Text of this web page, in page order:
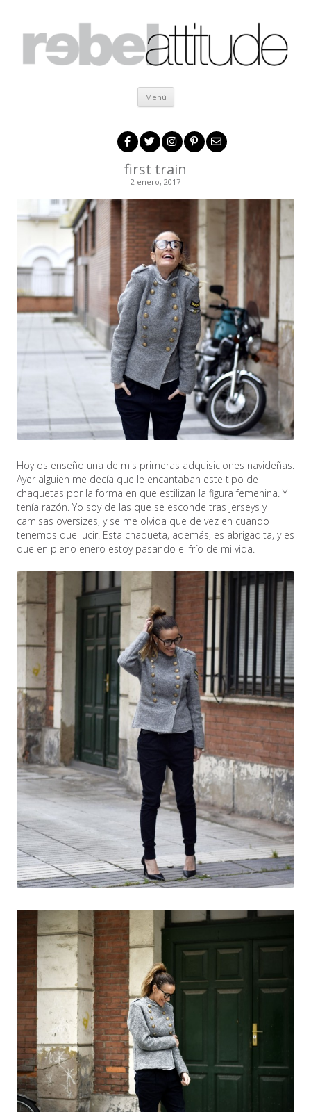
Menú Ir al contenido
first train
2 enero, 2017
Hoy os enseño una de mis primeras adquisiciones navideñas.
Ayer alguien me decía que le encantaban este tipo de
chaquetas por la forma en que estilizan la figura femenina. Y
tenía razón. Yo soy de las que se esconde tras jerseys y
camisas oversizes, y se me olvida que de vez en cuando
tenemos que lucir. Esta chaqueta, además, es abrigadita, y es
que en pleno enero estoy pasando el frío de mi vida.